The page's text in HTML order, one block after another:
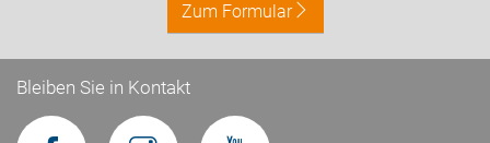
Zum Formular
Bleiben Sie in Kontakt